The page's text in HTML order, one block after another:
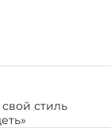
стиль